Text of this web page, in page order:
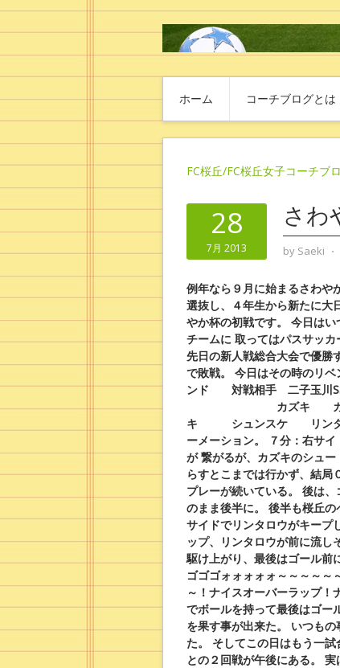
ホーム コーチブログとは
FC桜丘/FC桜丘女子コーチブ
28
7月 2013
さわ
by Saeki ⋅
例年なら９月に始まるさわや
選抜し、４年生から新たに大
やか杯の初戦です。
今日はい
チームに 取ってはパスサッカ
先日の新人戦総合大会で優勝
で敗戦。
今日はその時のリベ
ンド 対戦相手 二子玉川
カズキ カ
キ シュンスケ リン
ーメーション。
７分：右サ
が 繋がるが、カズキのシュー
らすとこまでは行かず、結局
プレーが続いている。
後は、
のまま後半に。
後半も桜丘の
サイドでリンタロウがキープ
ップ、リンタロウが前に流し
駆け上がり、最後はゴール前
ゴゴゴォォォォォ～～～～～
～！ナイスオーバーラップ！
でボールを持って最後はゴー
を果す事が出来た。
いつもの
た。
そしてこの日はもう一
との２回戦が午後にある。
実